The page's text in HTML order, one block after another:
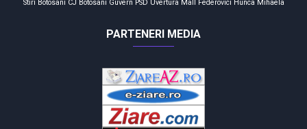
Stiri Botosani CJ Botosani Guvern PSD Uvertura Mall Federovici Hunca Mihaela
PARTENERI MEDIA